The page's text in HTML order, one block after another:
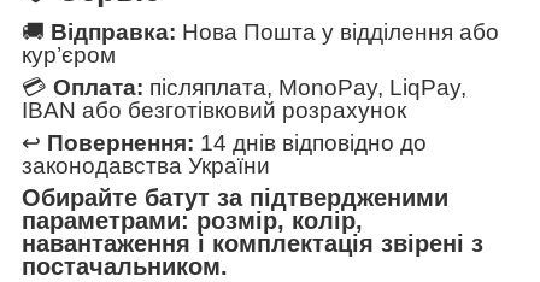
🚚 Відправка: Нова Пошта у відділення або
кур’єром
💳 Оплата: післяплата, MonoPay, LiqPay,
IBAN або безготівковий розрахунок
↩️ Повернення: 14 днів відповідно до
законодавства України
Обирайте батут за підтвердженими
параметрами: розмір, колір,
навантаження і комплектація звірені з
постачальником.